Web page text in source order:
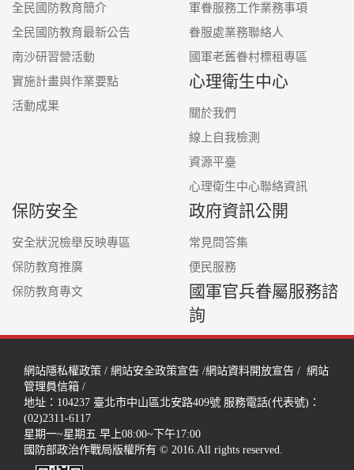
全民國防教育簡介
全民國防教育最新公告
南沙研習營活動
實施計畫與作業要點
活動成果
軍眷服務工作業務事項
眷服處業務聯絡人
國軍老舊眷村標租專區
心理衛生中心
關於我們
線上自我檢測
資源平臺
心理衛生中心聯絡資訊
保防安全
安全狀況檢舉反映專區
保防教育推廣
保防教育專文
政府資訊公開
常見問答集
便民服務
國軍官兵眷屬服務諮
詢
網站隱私權政策 / 網站安全政策宣告 /網站資料開放宣告 / 網站
管理員信箱 /
地址：104237 臺北市中山區北安路409號 服務電話(代表號)：
(02)2311-6117
星期一~星期五 早上08:00~下午17:00
國防部政治作戰局版權所有 © 2016.All rights reserved.